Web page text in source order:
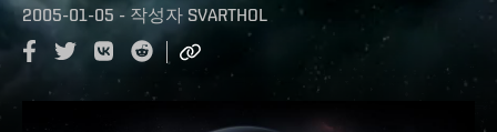
2005-01-05 - 작성자 SVARTHOL